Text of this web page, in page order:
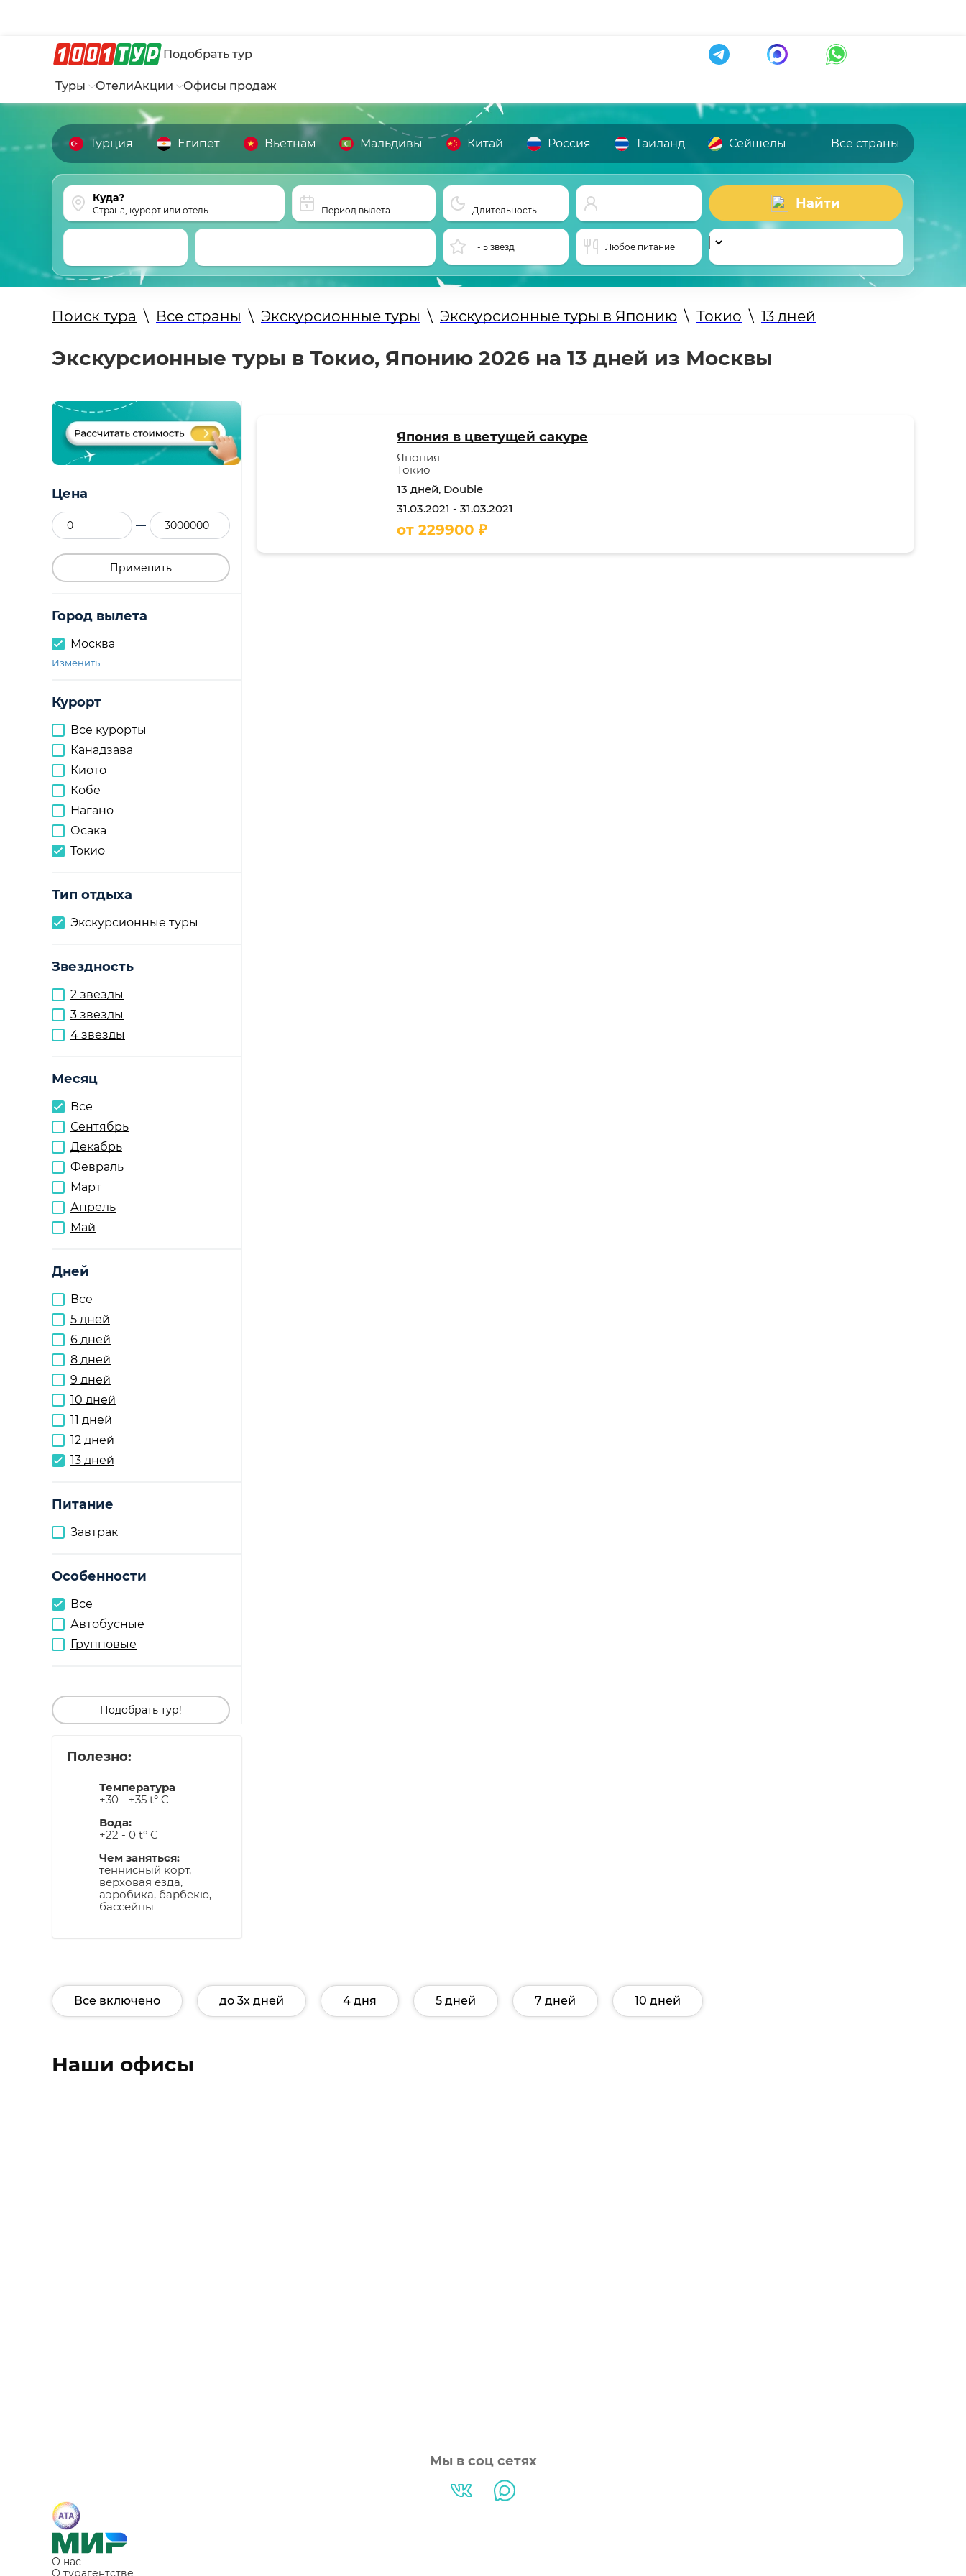
Подобрать тур
Туры ОтелиАкции Офисы продаж
Турция Египет Вьетнам Мальдивы Китай Россия Таиланд Сейшелы Все страны
Страна, курорт или отель Период вылета Длительность Найти
1 - 5 звёзд Любое питание
Поиск тура \ Все страны \ Экскурсионные туры \ Экскурсионные туры в Японию \ Токио \ 13 дней
Экскурсионные туры в Токио, Японию 2026 на 13 дней из Москвы
Цена
—
Применить
Город вылета
Москва
Изменить
Курорт
Все курорты
Канадзава
Киото
Кобе
Нагано
Осака
Токио
Тип отдыха
Экскурсионные туры
Звездность
2 звезды
3 звезды
4 звезды
Месяц
Все
Сентябрь
Декабрь
Февраль
Март
Апрель
Май
Дней
Все
5 дней
6 дней
8 дней
9 дней
10 дней
11 дней
12 дней
13 дней
Питание
Завтрак
Особенности
Все
Автобусные
Групповые
Подобрать тур!
Полезно:
Температура
+30 - +35 t° C
Вода:
+22 - 0 t° C
Чем заняться:
теннисный корт,
верховая езда,
аэробика, барбекю,
бассейны
Япония в цветущей сакуре
Япония
Токио
13 дней, Double
31.03.2021 - 31.03.2021
от 229900 ₽
Все включено до 3х дней 4 дня 5 дней 7 дней 10 дней
Наши офисы
Мы в соц сетях
О нас
О турагентстве